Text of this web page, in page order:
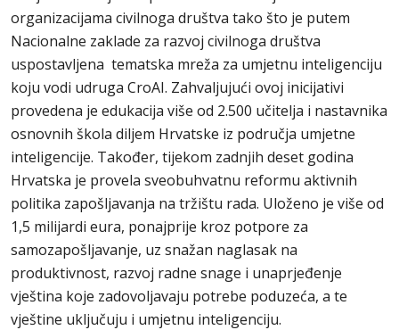
organizacijama civilnoga društva tako što je putem
Nacionalne zaklade za razvoj civilnoga društva
uspostavljena tematska mreža za umjetnu inteligenciju
koju vodi udruga CroAI. Zahvaljujući ovoj inicijativi
provedena je edukacija više od 2.500 učitelja i nastavnika
osnovnih škola diljem Hrvatske iz područja umjetne
inteligencije. Također, tijekom zadnjih deset godina
Hrvatska je provela sveobuhvatnu reformu aktivnih
politika zapošljavanja na tržištu rada. Uloženo je više od
1,5 milijardi eura, ponajprije kroz potpore za
samozapošljavanje, uz snažan naglasak na
produktivnost, razvoj radne snage i unaprjeđenje
vještina koje zadovoljavaju potrebe poduzeća, a te
vještine uključuju i umjetnu inteligenciju.